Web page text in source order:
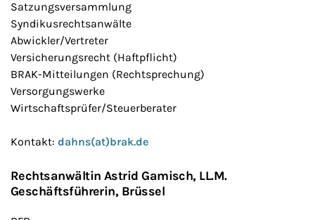
Satzungsversammlung
Syndikusrechtsanwälte
Abwickler/Vertreter
Versicherungsrecht (Haftpflicht)
BRAK-Mitteilungen (Rechtsprechung)
Versorgungswerke
Wirtschaftsprüfer/Steuerberater
Kontakt: dahns(at)brak.de
Rechtsanwältin Astrid Gamisch, LL.M.
Geschäftsführerin, Brüssel